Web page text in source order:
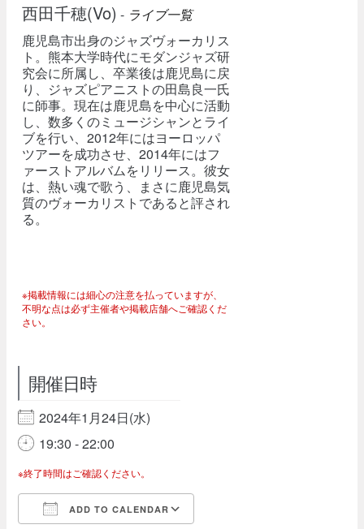
西田千穂(Vo) - ライブ一覧
鹿児島市出身のジャズヴォーカリス
ト。熊本大学時代にモダンジャズ研
究会に所属し、卒業後は鹿児島に戻
り、ジャズピアニストの田島良一氏
に師事。現在は鹿児島を中心に活動
し、数多くのミュージシャンとライ
ブを行い、2012年にはヨーロッパ
ツアーを成功させ、2014年にはフ
ァーストアルバムをリリース。彼女
は、熱い魂で歌う、まさに鹿児島気
質のヴォーカリストであると評され
る。
※掲載情報には細心の注意を払っていますが、
不明な点は必ず主催者や掲載店舗へご確認くだ
さい。
開催日時
2024年1月24日(水)
19:30 - 22:00
※終了時間はご確認ください。
ADD TO CALENDAR